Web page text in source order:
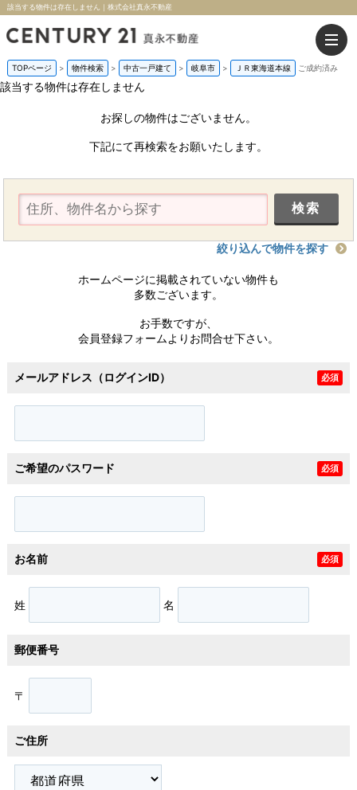
該当する物件は存在しません｜株式会社真永不動産
TOPページ > 物件検索 > 中古一戸建て > 岐阜市 > ＪＲ東海道本線 ご成約済み
該当する物件は存在しません
お探しの物件はございません。
下記にて再検索をお願いたします。
絞り込んで物件を探す
ホームページに掲載されていない物件も
多数ございます。
お手数ですが、
会員登録フォームよりお問合せ下さい。
メールアドレス（ログインID） 必須
ご希望のパスワード 必須
お名前 必須
姓 名
郵便番号
〒
ご住所